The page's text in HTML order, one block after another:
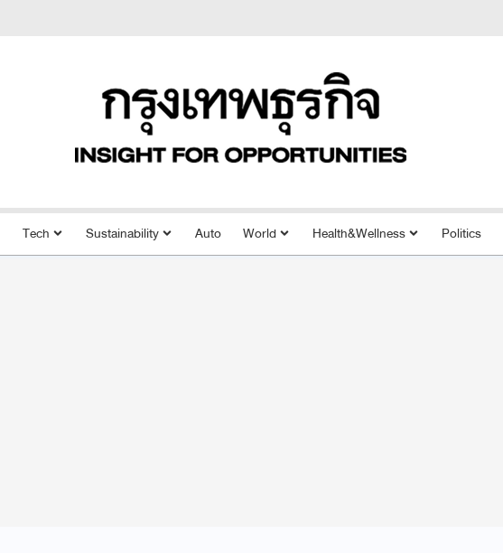
Tech Sustainability Auto World Health&Wellness Politics